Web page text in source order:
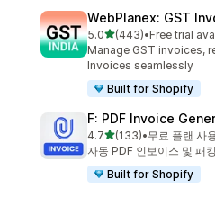
WebPlanex: GST
5.0별 5개 중
(443)
총 리뷰 443개
•Free trial
Manage GST invoices,
Invoices seamlessly
Built for Shopify
F: PDF Invoice
4.7별 5개 중
(133)
총 리뷰 133개
•무료 플랜 사
자동 PDF 인보이스 및 패
Built for Shopify